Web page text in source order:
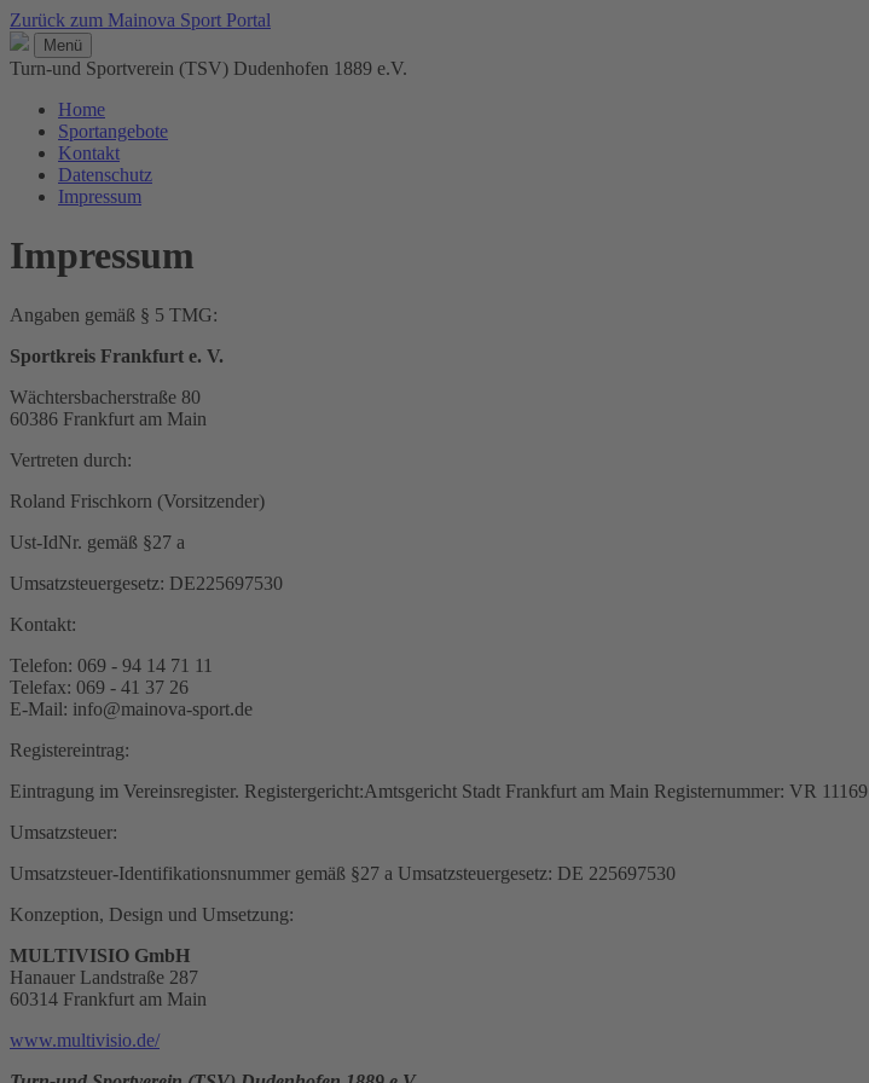
Zurück zum Mainova Sport Portal
Menü
Turn-und Sportverein (TSV) Dudenhofen 1889 e.V.
Home
Sportangebote
Kontakt
Datenschutz
Impressum
Impressum
Angaben gemäß § 5 TMG:
Sportkreis Frankfurt e. V.
Wächtersbacherstraße 80
60386 Frankfurt am Main
Vertreten durch:
Roland Frischkorn (Vorsitzender)
Ust-IdNr. gemäß §27 a
Umsatzsteuergesetz: DE225697530
Kontakt:
Telefon: 069 - 94 14 71 11
Telefax: 069 - 41 37 26
E-Mail: info@mainova-sport.de
Registereintrag:
Eintragung im Vereinsregister. Registergericht:Amtsgericht Stadt Frankfurt am Main Registernummer: VR 11169
Umsatzsteuer:
Umsatzsteuer-Identifikationsnummer gemäß §27 a Umsatzsteuergesetz: DE 225697530
Konzeption, Design und Umsetzung:
MULTIVISIO GmbH
Hanauer Landstraße 287
60314 Frankfurt am Main
www.multivisio.de/